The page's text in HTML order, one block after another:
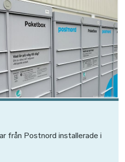
från Postnord installerade i